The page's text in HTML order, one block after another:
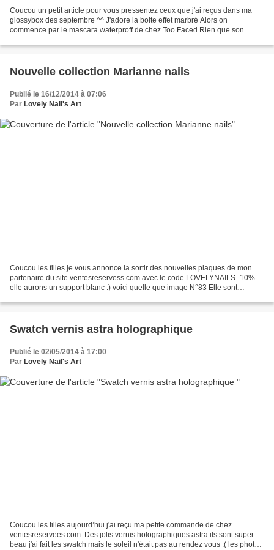
Coucou un petit article pour vous pressentez ceux que j'ai reçus dans ma
glossybox des septembre ^^ J'adore la boite effet marbré Alors on
commence par le mascara waterproff de chez Too Faced Rien que son
Nouvelle collection Marianne nails
Publié le 16/12/2014 à 07:06
Par Lovely Nail's Art
Coucou les filles je vous annonce la sortir des nouvelles plaques de mon
partenaire du site ventesreservess.com avec le code LOVELYNAILS -10%
elle aurons un support blanc :) voici quelle que image N°83 Elle sont
Swatch vernis astra holographique
Publié le 02/05/2014 à 17:00
Par Lovely Nail's Art
Coucou les filles aujourd’hui j'ai reçu ma petite commande de chez
ventesreservees.com. Des jolis vernis holographiques astra ils sont super
beau j'ai fait les swatch mais le soleil n'était pas au rendez vous :( les photos